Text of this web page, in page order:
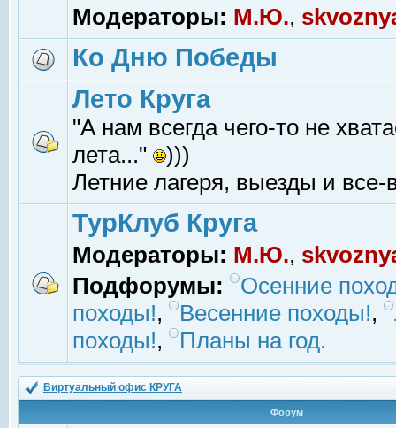
Модераторы: М.Ю.,
Ко Дню Победы
Лето Круга
"А нам всегда чего-то не
лета..."
)))
Летние лагеря, выезды и все-
ТурКлуб Круга
Модераторы: М.Ю.,
Подфорумы:
Осенние
походы!, Весенние походы!,
походы!, Планы на год.
Виртуальный офис КРУГА
Форум